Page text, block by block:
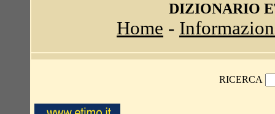
DIZIONARIO
Home -
RICERCA